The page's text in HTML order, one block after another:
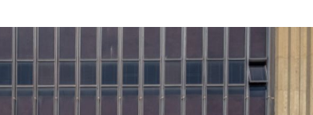
HASH11
GOLD11
Google
Meta
Coca-Cola